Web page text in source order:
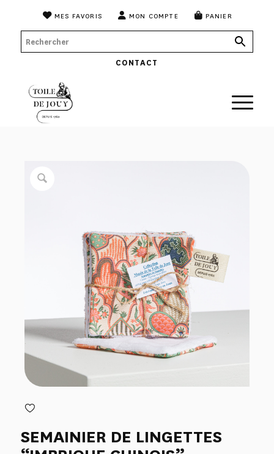
MES FAVORIS MON COMPTE PANIER
CONTACT
SEMAINIER DE LINGETTES